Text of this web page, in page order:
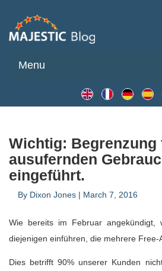
Menu
Wichtig: Begrenzung
ausufernden
eingeführt.
By Dixon Jones | March 7, 2016
Wie bereits im Februar
diejenigen einführen, die mehrere Free-
Dies betrifft 90% unserer Kunden